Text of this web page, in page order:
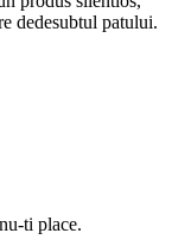
dedesubtul patului.
ti place.